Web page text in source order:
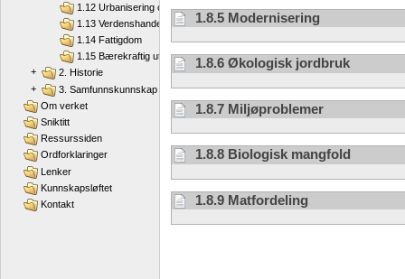
1.8.5 Modernisering
1.8.6 Økologisk jordbruk
1.8.7 Miljøproblemer
1.8.8 Biologisk mangfold
1.8.9 Matfordeling
1.12 Urbanisering og migrasjon
1.13 Verdenshandel
1.14 Fattigdom
1.15 Bærekraftig utvikling
+
2. Historie
+
3. Samfunnskunnskap
Om verket
Sniktitt
Ressurssiden
Ordforklaringer
Lenker
Kunnskapsløftet
Kontakt